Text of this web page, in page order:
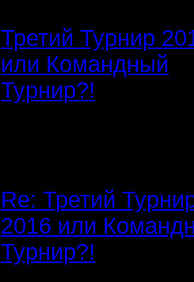
Третий Турнир
или Командный
Турнир?!
Re: Третий
2016 или
Турнир?!